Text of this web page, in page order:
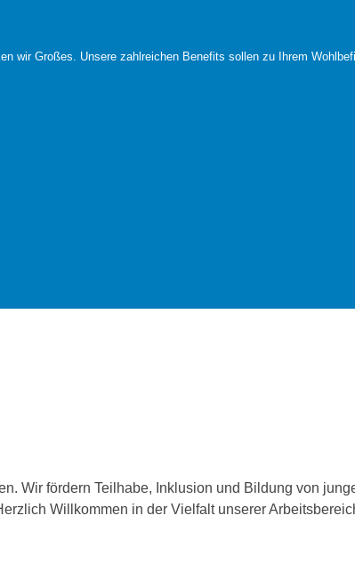
wir Großes. Unsere zahlreichen Benefits sollen zu Ihrem
Wir fördern Teilhabe, Inklusion und Bildung von
Willkommen in der Vielfalt unserer